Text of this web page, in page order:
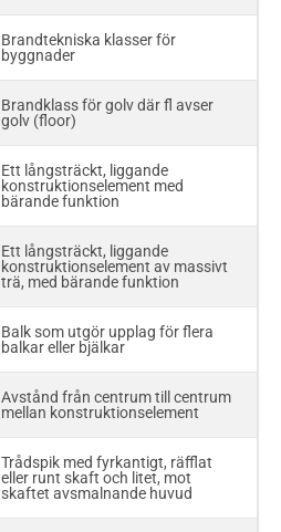
Brandtekniska klasser för
byggnader
Brandklass för golv där fl avser
golv (floor)
Ett långsträckt, liggande
konstruktionselement med
bärande funktion
Ett långsträckt, liggande
konstruktionselement av massivt
trä, med bärande funktion
Balk som utgör upplag för flera
balkar eller bjälkar
Avstånd från centrum till centrum
mellan konstruktionselement
Trådspik med fyrkantigt, räfflat
eller runt skaft och litet, mot
skaftet avsmalnande huvud